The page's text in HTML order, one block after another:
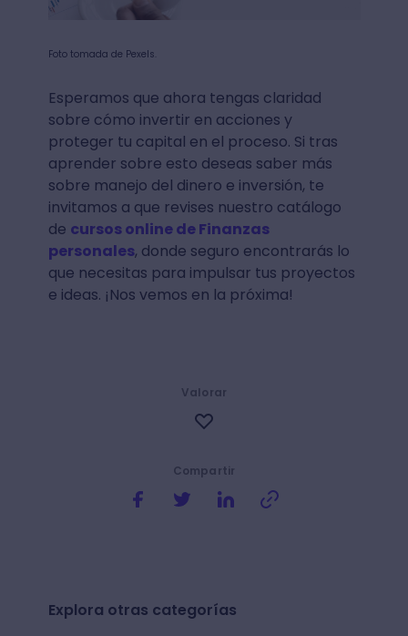
Foto tomada de Pexels.
Esperamos que ahora tengas claridad
sobre cómo invertir en acciones y
proteger tu capital en el proceso. Si tras
aprender sobre esto deseas saber más
sobre manejo del dinero e inversión, te
invitamos a que revises nuestro catálogo
de cursos online de Finanzas
personales, donde seguro encontrarás lo
que necesitas para impulsar tus proyectos
e ideas. ¡Nos vemos en la próxima!
Compartir
Valorar
Explora otras categorías